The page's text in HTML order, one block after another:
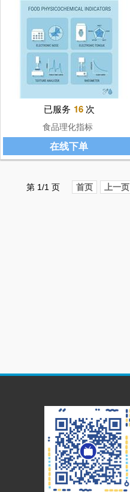
已服务 16次
食品理化指标
在线下单
第 1/1 页 首页 上一页